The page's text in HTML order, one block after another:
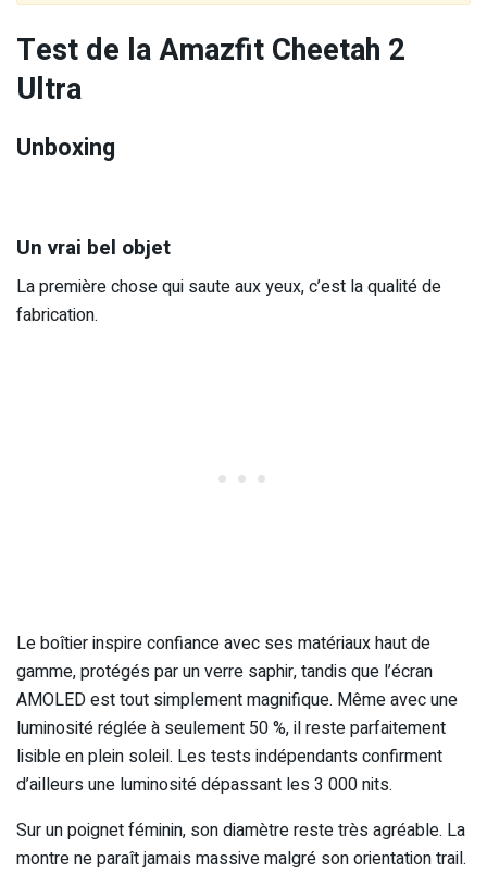
Test de la Amazfit Cheetah 2
Ultra
Unboxing
Un vrai bel objet
La première chose qui saute aux yeux, c’est la qualité de
fabrication.
Le boîtier inspire confiance avec ses matériaux haut de
gamme, protégés par un verre saphir, tandis que l’écran
AMOLED est tout simplement magnifique. Même avec une
luminosité réglée à seulement 50 %, il reste parfaitement
lisible en plein soleil. Les tests indépendants confirment
d’ailleurs une luminosité dépassant les 3 000 nits.
Sur un poignet féminin, son diamètre reste très agréable. La
montre ne paraît jamais massive malgré son orientation trail.